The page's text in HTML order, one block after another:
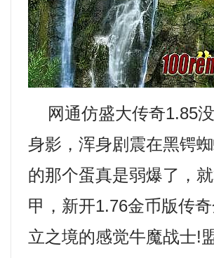
网通仿盛大传奇1.85
身影，浑身剧震在黑锷
的那个蛋真是弱爆了，
甲，新开1.76金币版传
立之境的感觉牛魔战士!